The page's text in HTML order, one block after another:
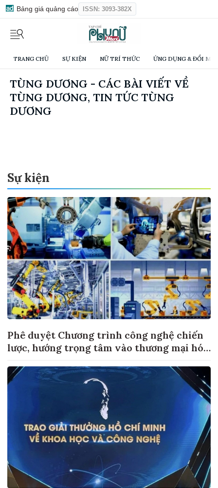
Bảng giá quảng cáo ISSN: 3093-382X
TRANG CHỦ SỰ KIỆN NỮ TRÍ THỨC ỨNG DỤNG & ĐỔI
TÙNG DƯƠNG - CÁC BÀI VIẾT VỀ
TÙNG DƯƠNG, TIN TỨC TÙNG
DƯƠNG
Sự kiện
Phê duyệt Chương trình công nghệ chiến
lược, hướng trọng tâm vào thương mại hóa